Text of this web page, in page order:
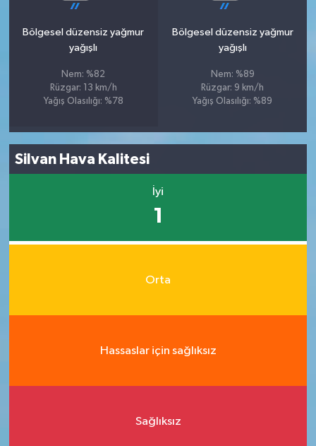
Bölgesel düzensiz yağmur
yağışlı
Nem: %82
Rüzgar: 13 km/h
Yağış Olasılığı: %78
Bölgesel düzensiz yağmur
yağışlı
Nem: %89
Rüzgar: 9 km/h
Yağış Olasılığı: %89
Silvan Hava Kalitesi
İyi
1
Orta
Hassaslar için sağlıksız
Sağlıksız